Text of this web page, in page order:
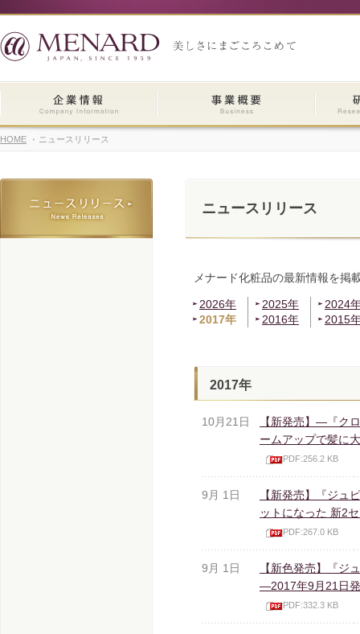
HOME ニュースリリース
ニュースリリース
メナード化粧品の最新情報を掲
2026年 2025年
2024
2017年
2016年 2015
2017年
10月21日
【新発売】―『ク
ームアップで髪に
PDF:256.2 KB
9月 1日
【新発売】『ジュ
ットになった 新2
PDF:267.0 KB
9月 1日
【新色発売】『ジ
―2017年9月21日
PDF:332.3 KB